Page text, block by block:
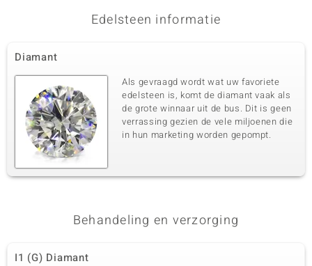
Edelsteen informatie
Diamant
Als gevraagd wordt wat uw favoriete
edelsteen is, komt de diamant vaak als
de grote winnaar uit de bus. Dit is geen
verrassing gezien de vele miljoenen die
in hun marketing worden gepompt.
Behandeling en verzorging
I1 (G) Diamant